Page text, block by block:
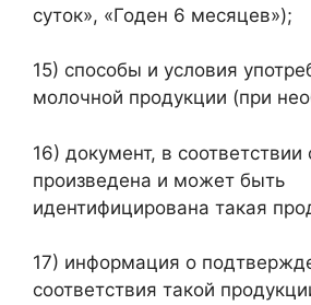
суток», «Годен 6 месяцев»);
15) способы и условия
молочной продукции (при
16) документ, в
произведена и может быть
идентифицирована такая
17) информация о
соответствия такой